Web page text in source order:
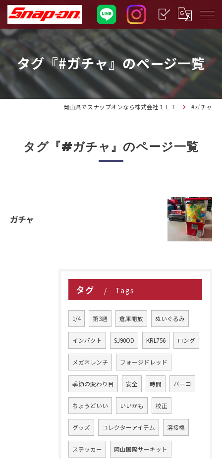
タグ『#ガチャ』のページ一覧
岡山県でスナップオンなら株式会社１ＬＴ #ガチャ
タグ『#ガチャ』のページ一覧
ガチャ
タグ Tags
1/4 第3週 倉庫開放 ぬいぐるみ
インパクト SJ90OD KRL756 ロング
メガネレンチ フォージドレッド
季節の変わり目 安全 時間 バーコ
ちょうどいい いいかも 校正
グッズ コレクターアイテム 溶接機
ステッカー 岡山国際サーキット